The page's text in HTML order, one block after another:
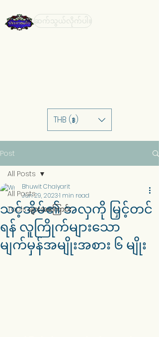
ဆက်သွယ်လိုက်ပါ။
THB (฿)
Post
All Posts
Tools များအကြောင်း
All Posts
သင့်အိမ်၏ အလှကို မြှင့်တင်
ရန် လူကြိုက်များသော
မျက်မှန်အမျိုးအစား ၆ မျိုး
Bhuwit Chaiyarit
Jun 29, 20231 min read